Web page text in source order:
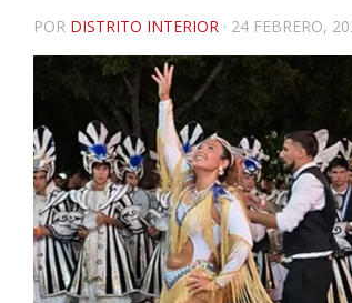
POR DISTRITO INTERIOR · 24 FEBRERO,